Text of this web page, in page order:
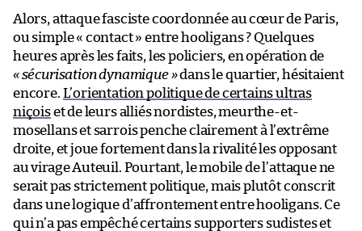
Alors, attaque fasciste coordonnée au cœur de Paris,
ou simple « contact » entre hooligans ? Quelques
heures après les faits, les policiers, en opération de
«sécurisation dynamique»dans le quartier, hésitaient
encore. L’orientation politique de certains ultras
niçoiset de leurs alliés nordistes, meurthe-et-
mosellans et sarrois penche clairement à l’extrême
droite, et joue fortement dans la rivalité les opposant
au virage Auteuil. Pourtant, le mobile de l’attaque ne
serait pas strictement politique, mais plutôt conscrit
dans une logique d’affrontement entre hooligans. Ce
qui n’a pas empêché certains supporters sudistes et